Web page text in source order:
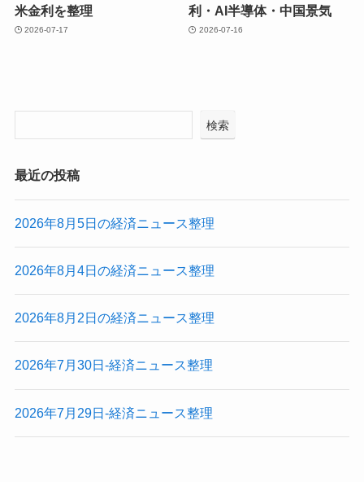
米金利を整理
2026-07-17
利・AI半導体・中国景気
2026-07-16
検索
最近の投稿
2026年8月5日の経済ニュース整理
2026年8月4日の経済ニュース整理
2026年8月2日の経済ニュース整理
2026年7月30日-経済ニュース整理
2026年7月29日-経済ニュース整理